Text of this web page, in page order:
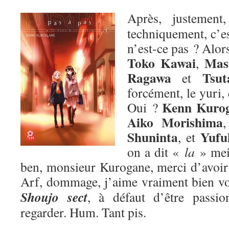
Après,
techniquement,
n’est-ce pas ?
Toko Kawai,
Ragawa et
forcément, le yuri,
Oui ?Kenn
Aiko Morishima
Shuninta, et
on a dit « la »
ben, monsieur Kurogane, merci
Arf, dommage, j’aime vraiment bien
Shoujo sect, à défaut d’être
regarder. Hum. Tant pis.